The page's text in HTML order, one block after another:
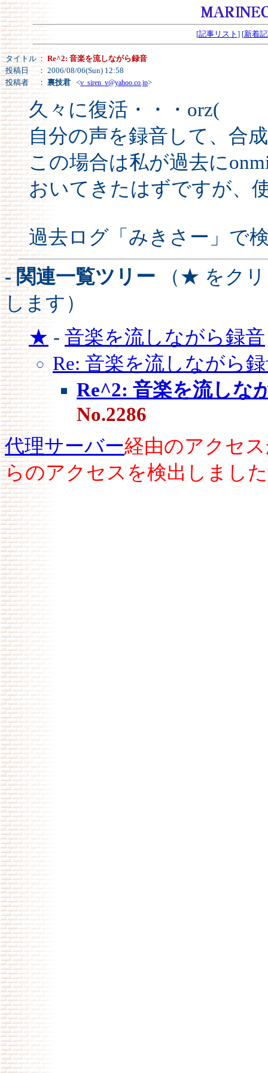
[記事リスト ] [新着
タイトル ： Re^2: 音楽を流しながら録音
投稿日
： 2006/08/06(Sun) 12:58
投稿者
： 裏技君 <v_siren_v@yahoo.co.jp>
久々に復活・・・orz(
自分の声を録音して、合
この場合は私が過去に
おいてきたはずですが、
過去ログ「みきさー」で
- 関連一覧ツリー （★ をク
します）
★ - 音楽を流しながら録音
Re: 音楽を流しながら
Re^2: 音楽を流しな
No.2286
代理サーバー経由のアクセ
らのアクセスを検出しまし